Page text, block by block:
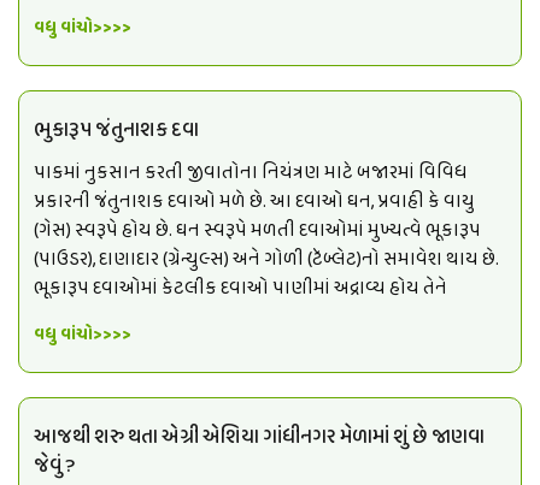
વધુ વાંચો>>>>
ભુકારૂપ જંતુનાશક દવા
પાકમાં નુકસાન કરતી જીવાતોના નિયંત્રણ માટે બજારમાં વિવિધ
પ્રકારની જંતુનાશક દવાઓ મળે છે. આ દવાઓ ઘન, પ્રવાહી કે વાયુ
(ગેસ) સ્વરૂપે હોય છે. ઘન સ્વરૂપે મળતી દવાઓમાં મુખ્યત્વે ભૂકારૂપ
(પાઉડર), દાણાદાર (ગ્રેન્યુલ્સ) અને ગોળી (ટૅબ્લેટ)નો સમાવેશ થાય છે.
ભૂકારૂપ દવાઓમાં કેટલીક દવાઓ પાણીમાં અદ્રાવ્ય હોય તેને
વધુ વાંચો>>>>
આજથી શરુ થતા એગ્રી એશિયા ગાંધીનગર મેળામાં શું છે જાણવા
જેવું ?